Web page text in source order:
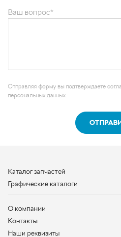
персональных данных
Каталог запчастей
Контактная информация
+7 (950) 730-92-10
uralavtozap@yandex.ru
г. Миасс, Тургоякское шоссе, д. 11/63
Полная контактная информация